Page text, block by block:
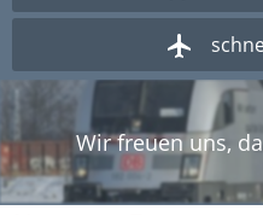
Wir freuen uns,
Herzlich
Wir freuen uns,
Herzlich